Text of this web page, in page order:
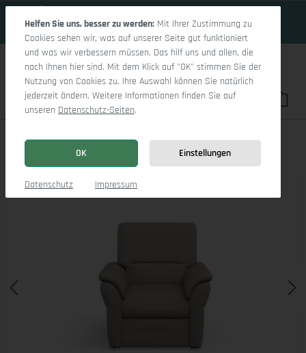
Du hast 0
Sitz Concept Classic 1036 Q Sessel
Bildergalerie überspringen
Helfen Sie uns, besser zu werden: Mit Ihrer Zustimmung zu
Cookies sehen wir, was auf unserer Seite gut funktioniert
und was wir verbessern müssen. Das hilf uns und allen, die
nach Ihnen hier sind. Mit dem Klick auf "OK" stimmen Sie der
Nutzung von Cookies zu. Ihre Auswahl können Sie natürlich
jederzeit ändern. Weitere Informationen finden Sie auf
unseren Datenschutz-Seiten.
OK Einstellungen
Datenschutz Impressum